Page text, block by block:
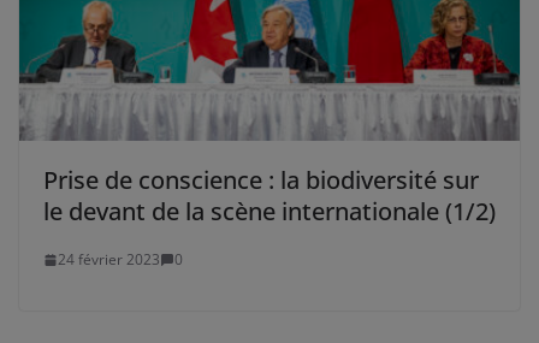
Prise de conscience : la biodiversité sur
le devant de la scène internationale (1/2)
24 février 2023 0